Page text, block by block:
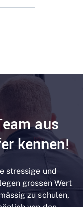
aus
kennen!
stressige und
grossen Wert
zu schulen,